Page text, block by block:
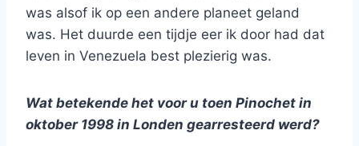
was alsof ik op een andere planeet geland
was. Het duurde een tijdje eer ik door had dat
leven in Venezuela best plezierig was.
Wat betekende het voor u toen Pinochet in
oktober 1998 in Londen gearresteerd werd?